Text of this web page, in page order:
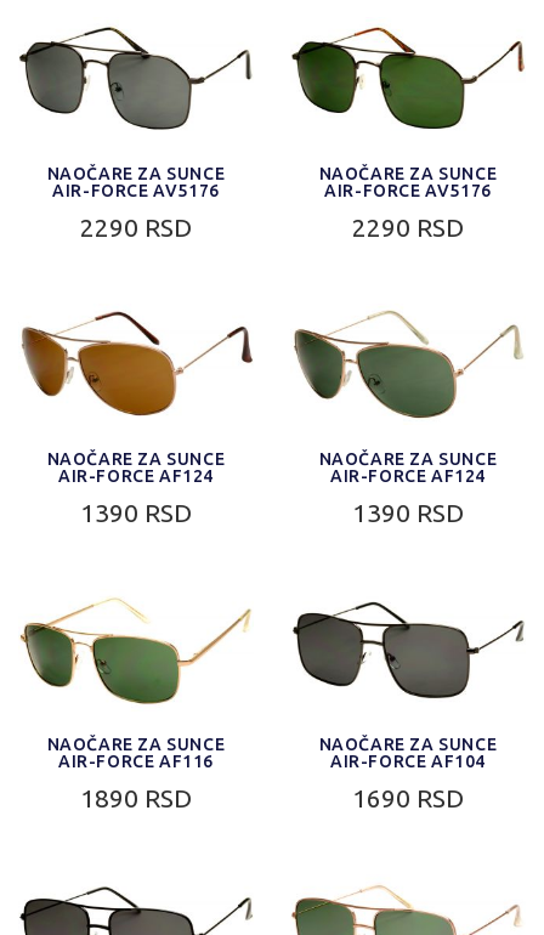
NAOČARE ZA SUNCE
AIR-FORCE AV5176
2290 RSD
NAOČARE ZA SUNCE
AIR-FORCE AV5176
2290 RSD
NAOČARE ZA SUNCE
AIR-FORCE AF124
1390 RSD
NAOČARE ZA SUNCE
AIR-FORCE AF124
1390 RSD
NAOČARE ZA SUNCE
AIR-FORCE AF116
1890 RSD
NAOČARE ZA SUNCE
AIR-FORCE AF104
1690 RSD